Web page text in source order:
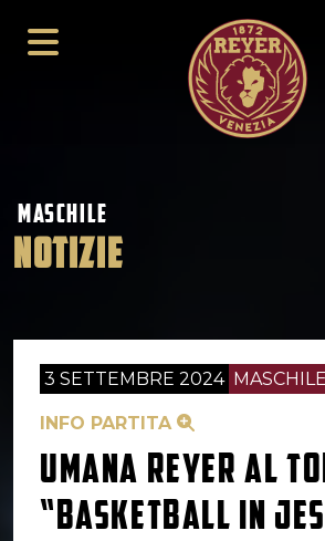
MASCHILE
NOTIZIE
3 SETTEMBRE 2024 MASCHILE
INFO PARTITA
UMANA REYER AL
“BASKETBALL IN